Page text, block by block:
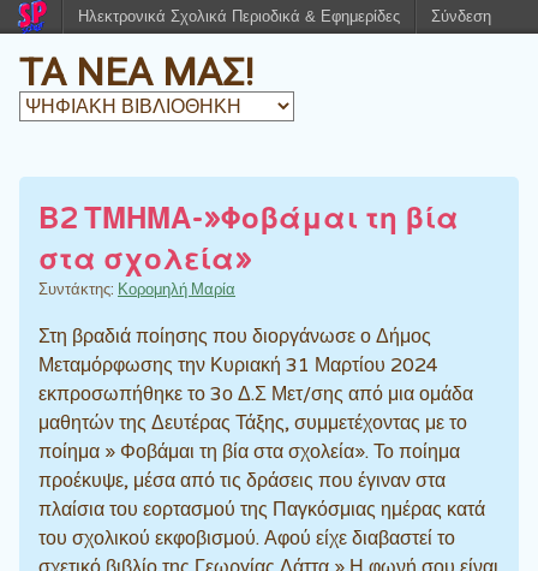
ΤΑ ΝΕΑ ΜΑΣ!
Β2 ΤΜΗΜΑ-»Φοβάμαι τη βία
στα σχολεία»
Συντάκτης: Κορομηλή Μαρία
Στη βραδιά ποίησης που διοργάνωσε ο Δήμος
Μεταμόρφωσης την Κυριακή 31 Μαρτίου 2024
εκπροσωπήθηκε το 3ο Δ.Σ Μετ/σης από μια ομάδα
μαθητών της Δευτέρας Τάξης, συμμετέχοντας με το
ποίημα » Φοβάμαι τη βία στα σχολεία». Το ποίημα
προέκυψε, μέσα από τις δράσεις που έγιναν στα
πλαίσια του εορτασμού της Παγκόσμιας ημέρας κατά
του σχολικού εκφοβισμού. Αφού είχε διαβαστεί το
Ηλεκτρονικά Σχολικά Περιοδικά & Εφημερίδες Σύνδεση